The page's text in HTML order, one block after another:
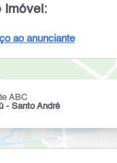
Imóvel:
ao anunciante
ABC
- Santo André